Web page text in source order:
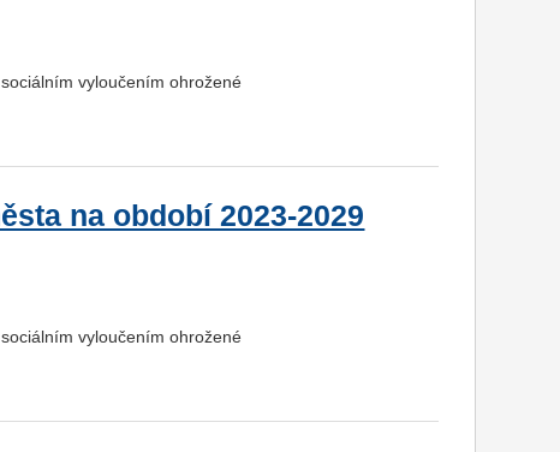
vyloučením ohrožené
na období 2023-2029
vyloučením ohrožené